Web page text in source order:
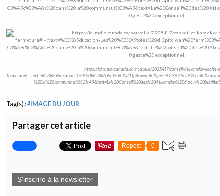
https://ici.radio-canada.ca/nouvelle/2025417/conseil-atikamekw-ecoles-
fermeture#:~:text=%C3%89ducation-
Tag(s) :#IMAGE DU JOUR
Partager cet article
Repost 0
S'inscrire à la newsletter